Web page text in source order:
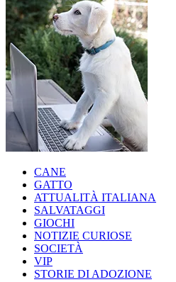
CANE
GATTO
ATTUALITÀ ITALIANA
SALVATAGGI
GIOCHI
NOTIZIE CURIOSE
SOCIETÀ
VIP
STORIE DI ADOZIONE